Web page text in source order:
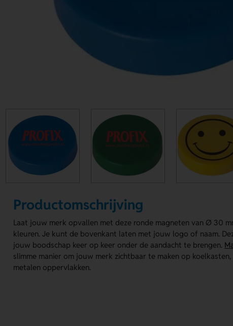
Productomschrijving
Laat jouw merk opvallen met deze ronde magneten van Ø 30
kleuren. Je kunt de bovenkant laten met jouw logo of naam.
jouw boodschap keer op keer onder de aandacht te brengen.
slimme manier om jouw merk zichtbaar te maken op
metalen oppervlakken.